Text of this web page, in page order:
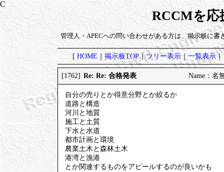
RCCMを応
管理人・APECへの問い合わせがある方は、掲示板に書
[HOME｜掲示板TOP｜ツリー表示｜一覧表示｜
[1762] Re: Re: 合格発表 Name：名
自分の売りとか得意分野とか絞るか
道路と構造
河川と地質
施工と土質
下水と水道
都市計画と環境
農業土木と森林土木
港湾と漁港
とか関連するものをアピールするのが良いかも